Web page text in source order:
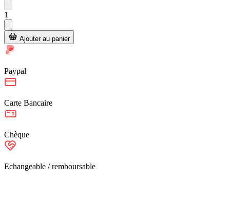
1
Ajouter au panier
Paypal
Carte Bancaire
Chèque
Echangeable / remboursable